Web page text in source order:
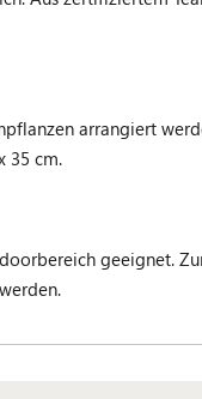
arrangiert
35 cm.
geeignet.